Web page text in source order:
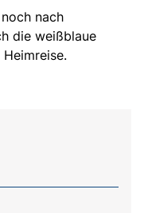
nach
die weißblaue